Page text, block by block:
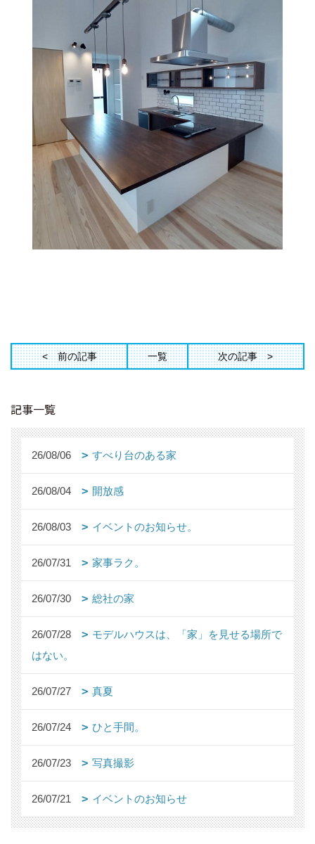
前の記事 一覧 次の記事
記事一覧
26/08/06 すべり台のある家
26/08/04 開放感
26/08/03 イベントのお知らせ。
26/07/31 家事ラク。
26/07/30 総社の家
26/07/28
モデルハウスは、「家」を見せる場所で
はない。
26/07/27 真夏
26/07/24 ひと手間。
26/07/23 写真撮影
26/07/21 イベントのお知らせ